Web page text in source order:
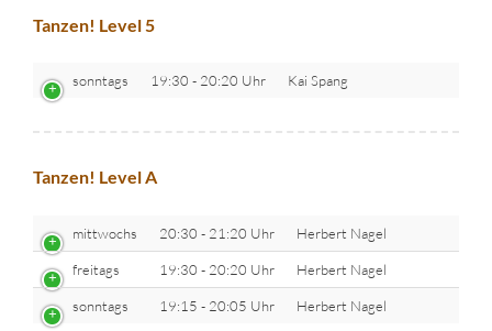
Tanzen! Level 5
sonntags 19:30 - 20:20 Uhr Kai Spang
Tanzen! Level A
mittwochs 20:30 - 21:20 Uhr Herbert Nagel
freitags 19:30 - 20:20 Uhr Herbert Nagel
sonntags 19:15 - 20:05 Uhr Herbert Nagel